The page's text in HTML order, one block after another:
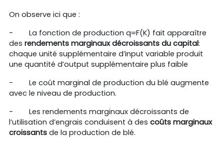
On observe ici que :
- La fonction de production q=F(K) fait apparaître
des rendements marginaux décroissants du capital:
chaque unité supplémentaire d’input variable produit
une quantité d’output supplémentaire plus faible
- Le coût marginal de production du blé augmente
avec le niveau de production.
- Les rendements marginaux décroissants de
l’utilisation d’engrais conduisent à des coûts marginaux
croissants de la production de blé.